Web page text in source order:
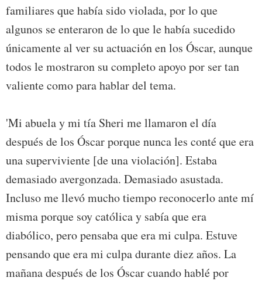
familiares que había sido violada, por lo que
algunos se enteraron de lo que le había sucedido
únicamente al ver su actuación en los Óscar, aunque
todos le mostraron su completo apoyo por ser tan
valiente como para hablar del tema.
'Mi abuela y mi tía Sheri me llamaron el día
después de los Óscar porque nunca les conté que era
una superviviente [de una violación]. Estaba
demasiado avergonzada. Demasiado asustada.
Incluso me llevó mucho tiempo reconocerlo ante mí
misma porque soy católica y sabía que era
diabólico, pero pensaba que era mi culpa. Estuve
pensando que era mi culpa durante diez años. La
mañana después de los Óscar cuando hablé por